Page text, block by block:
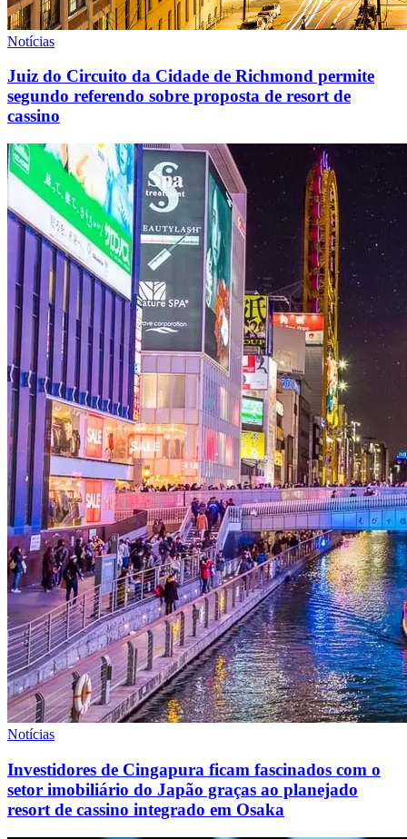
Notícias
Juiz do Circuito da Cidade de Richmond permite
segundo referendo sobre proposta de resort de
cassino
Notícias
Investidores de Cingapura ficam fascinados com o
setor imobiliário do Japão graças ao planejado
resort de cassino integrado em Osaka